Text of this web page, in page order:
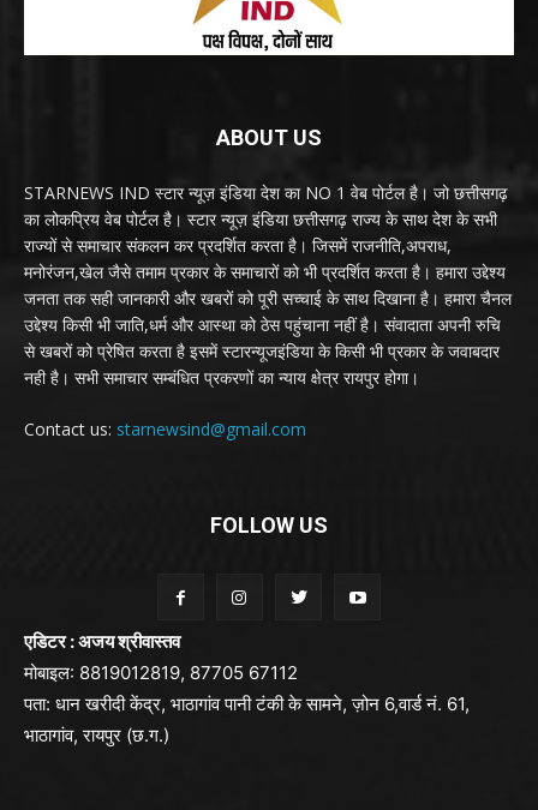
ABOUT US
STARNEWS IND स्टार न्यूज़ इंडिया देश का NO 1 वेब पोर्टल है। जो छत्तीसगढ़
का लोकप्रिय वेब पोर्टल है। स्टार न्यूज़ इंडिया छत्तीसगढ़ राज्य के साथ देश के सभी
राज्यों से समाचार संकलन कर प्रदर्शित करता है। जिसमें राजनीति,अपराध,
मनोरंजन,खेल जैसे तमाम प्रकार के समाचारों को भी प्रदर्शित करता है। हमारा उद्देश्य
जनता तक सही जानकारी और खबरों को पूरी सच्चाई के साथ दिखाना है। हमारा चैनल
उद्देश्य किसी भी जाति,धर्म और आस्था को ठेस पहुंचाना नहीं है। संवादाता अपनी रुचि
से खबरों को प्रेषित करता है इसमें स्टारन्यूजइंडिया के किसी भी प्रकार के जवाबदार
नही है। सभी समाचार सम्बंधित प्रकरणों का न्याय क्षेत्र रायपुर होगा।
Contact us: starnewsind@gmail.com
FOLLOW US
एडिटर : अजय श्रीवास्तव
मोबाइल: 8819012819, 87705 67112
पता: धान खरीदी केंद्र, भाठागांव पानी टंकी के सामने, ज़ोन 6,वार्ड नं. 61,
भाठागांव, रायपुर (छ.ग.)